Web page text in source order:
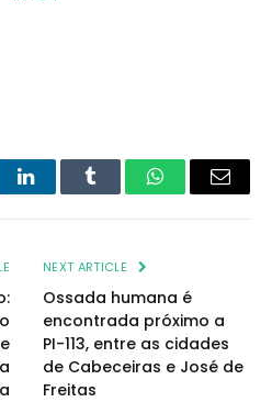
LinkedInTumblr WhatsAppEmail
NEXT ARTICLE
Ossada humana é
encontrada próximo a
PI-113, entre as cidades
de Cabeceiras e José de
Freitas